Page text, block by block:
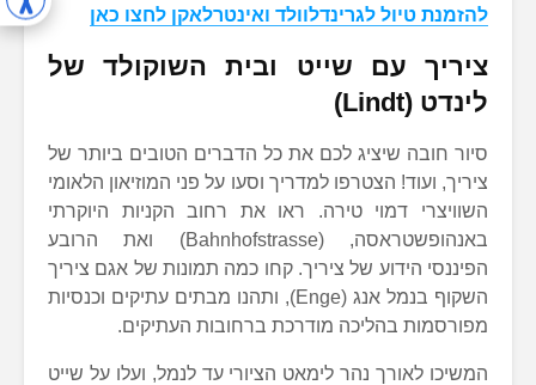
להזמנת טיול לגרינדלוולד ואינטרלאקן לחצו כאן
ציריך עם שייט ובית השוקולד של
לינדט (Lindt)
סיור חובה שיציג לכם את כל הדברים הטובים ביותר של
ציריך, ועוד! הצטרפו למדריך וסעו על פני המוזיאון הלאומי
השוויצרי דמוי טירה. ראו את רחוב הקניות היוקרתי
באנהופשטראסה, (Bahnhofstrasse) ואת הרובע
הפיננסי הידוע של ציריך. קחו כמה תמונות של אגם ציריך
השקוף בנמל אנג (Enge), ותהנו מבתים עתיקים וכנסיות
מפורסמות בהליכה מודרכת ברחובות העתיקים.
המשיכו לאורך נהר לימאט הציורי עד לנמל, ועלו על שייט